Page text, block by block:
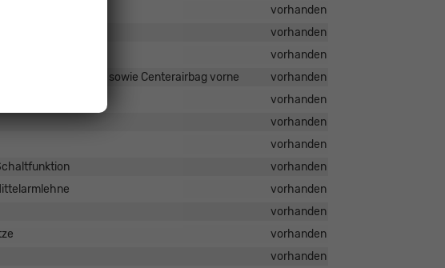
vorhanden
vorhanden
vorhanden
inkl. Seitenairbags sowie Centerairbag vorne
vorhanden
vorhanden
vorhanden
vorhanden
vorhanden
vorhanden
vorhanden
vorhanden
vorhanden